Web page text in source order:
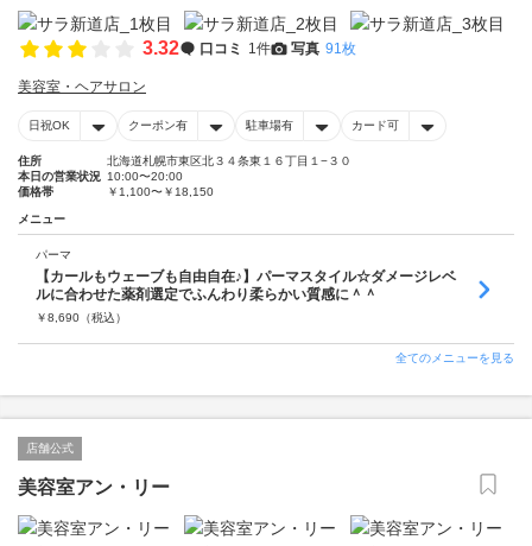
3.32 口コミ 1件 写真 91枚
美容室・ヘアサロン
日祝OK クーポン有 駐車場有 カード可
住所
北海道札幌市東区北３４条東１６丁目１−３０
本日の営業状況 10:00〜20:00
価格帯
￥1,100〜￥18,150
メニュー
パーマ
【カールもウェーブも自由自在♪】パーマスタイル☆ダメージレベ
ルに合わせた薬剤選定でふんわり柔らかい質感に＾＾
￥8,690 （税込）
全てのメニューを見る
店舗公式
美容室アン・リー